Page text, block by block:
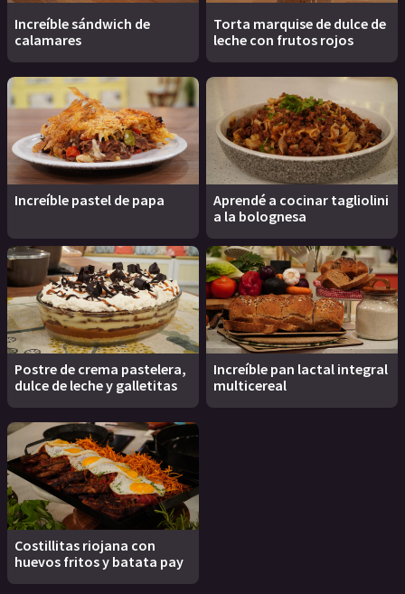
Increíble sándwich de
calamares
Torta marquise de dulce de
leche con frutos rojos
Increíble pastel de papa
Aprendé a cocinar tagliolini
a la bolognesa
Postre de crema pastelera,
dulce de leche y galletitas
Increíble pan lactal integral
multicereal
Costillitas riojana con
huevos fritos y batata pay